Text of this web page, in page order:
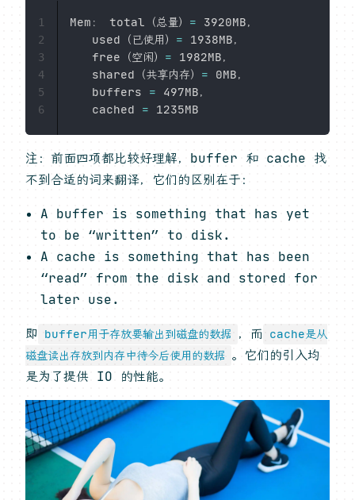
Mem： total（总量） = 3920MB，
used（已使用） = 1938MB，
free（空闲） = 1982MB，
shared（共享内存） = 0MB，
buffers = 497MB，
cached =
1
2
3
4
5
6
注：前面四项都比较好理解，buffer 和 cache 找
不到合适的词来翻译，它们的区别在于：
A buffer is something that has yet
to be “written” to disk.
A cache is something that has been
“read” from the disk and stored for
later use.
即 buffer用于存放要输出到磁盘的数据 ，而
cache是从
磁盘读出存放到内存中待今后使用的数据 。它们的引入均
是为了提供 IO 的性能。